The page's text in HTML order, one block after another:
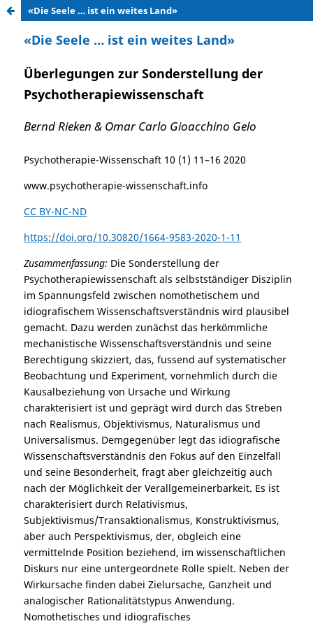
«Die Seele … ist ein weites Land»